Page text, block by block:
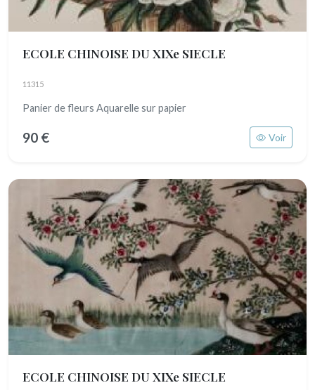
ECOLE CHINOISE DU XIXe SIECLE
11315
Panier de fleurs Aquarelle sur papier
90 € Voir
ECOLE CHINOISE DU XIXe SIECLE